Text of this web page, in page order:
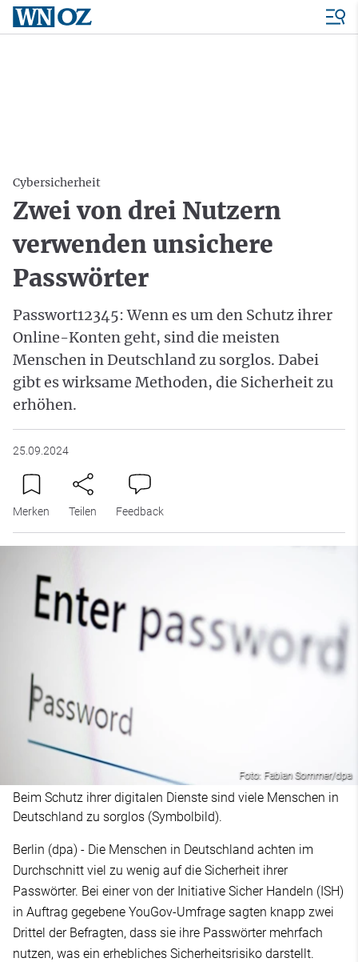
Cybersicherheit
Zwei von drei Nutzern
verwenden unsichere
Passwörter
Passwort12345: Wenn es um den Schutz ihrer
Online-Konten geht, sind die meisten
Menschen in Deutschland zu sorglos. Dabei
gibt es wirksame Methoden, die Sicherheit zu
erhöhen.
25.09.2024
Merken Teilen Feedback
Foto: Fabian Sommer/dpa
Beim Schutz ihrer digitalen Dienste sind viele Menschen in
Deutschland zu sorglos (Symbolbild).
Berlin (dpa) - Die Menschen in Deutschland achten im
Durchschnitt viel zu wenig auf die Sicherheit ihrer
Passwörter. Bei einer von der Initiative Sicher Handeln (ISH)
in Auftrag gegebene YouGov-Umfrage sagten knapp zwei
Drittel der Befragten, dass sie ihre Passwörter mehrfach
nutzen, was ein erhebliches Sicherheitsrisiko darstellt.